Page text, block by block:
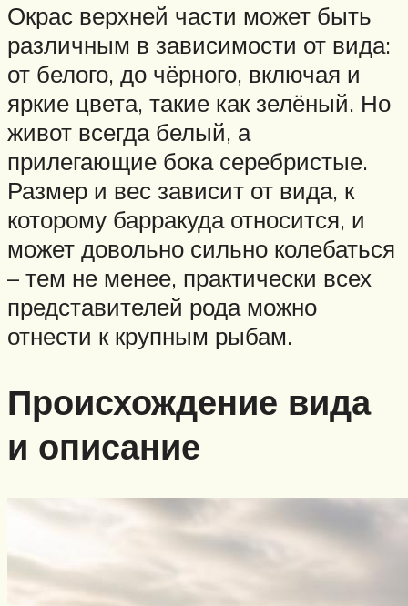
Окрас верхней части может быть
различным в зависимости от вида:
от белого, до чёрного, включая и
яркие цвета, такие как зелёный. Но
живот всегда белый, а
прилегающие бока серебристые.
Размер и вес зависит от вида, к
которому барракуда относится, и
может довольно сильно колебаться
– тем не менее, практически всех
представителей рода можно
отнести к крупным рыбам.
Происхождение вида
и описание